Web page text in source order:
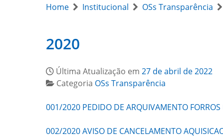
Home Institucional OSs Transparência
2020
Última Atualização em 27 de abril de 2022
Categoria OSs Transparência
001/2020 PEDIDO DE ARQUIVAMENTO FORROS
002/2020 AVISO DE CANCELAMENTO